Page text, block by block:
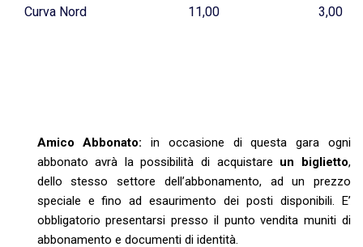
Curva Nord 11,00 3,00
Amico Abbonato:in occasione di questa gara ogni
abbonato avrà la possibilità di acquistare un biglietto,
dello stesso settore dell’abbonamento, ad un prezzo
speciale e fino ad esaurimento dei posti disponibili. E’
obbligatorio presentarsi presso il punto vendita muniti di
abbonamento e documenti di identità.